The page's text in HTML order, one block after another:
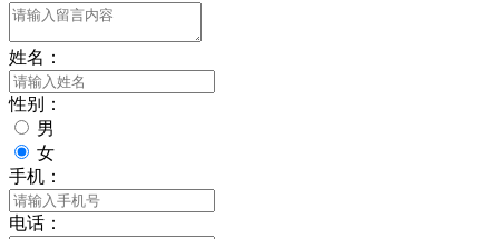
姓名：
性别：
男
女
手机：
电话：